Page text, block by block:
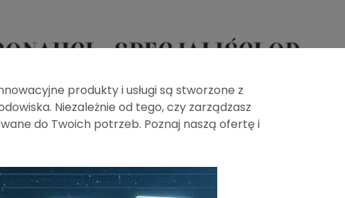
produkty i usługi są stworzone z
Niezależnie od tego, czy zarządzasz
do Twoich potrzeb. Poznaj naszą ofertę i